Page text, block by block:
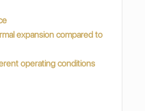
expansion compared to
operating conditions